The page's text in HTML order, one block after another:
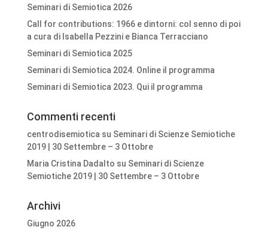
Seminari di Semiotica 2026
Call for contributions: 1966 e dintorni: col senno di poi
a cura di Isabella Pezzini e Bianca Terracciano
Seminari di Semiotica 2025
Seminari di Semiotica 2024. Online il programma
Seminari di Semiotica 2023. Qui il programma
Commenti recenti
centrodisemiotica su Seminari di Scienze Semiotiche
2019 | 30 Settembre – 3 Ottobre
Maria Cristina Dadalto su Seminari di Scienze
Semiotiche 2019 | 30 Settembre – 3 Ottobre
Archivi
Giugno 2026